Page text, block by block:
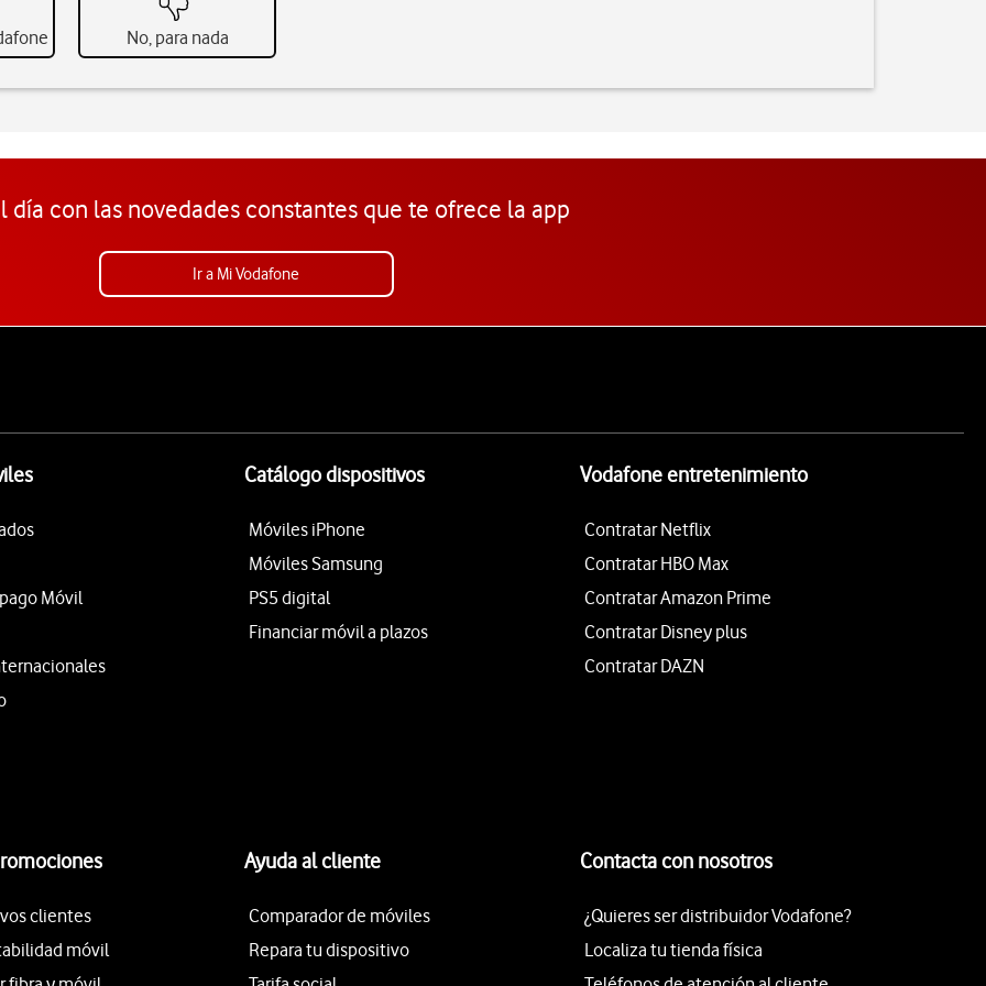
No, para nada
día con las novedades constantes que te ofrece la app
Ir a Mi Vodafone
Móvil
Catálogo dispositivos
Móviles iPhone
Móviles Samsung
PS5 digital
Financiar móvil a plazos
Vodafone entretenimiento
Contratar Netflix
Contratar HBO Max
Contratar Amazon Prime
Contratar Disney plus
Contratar DAZN
clientes
móvil
Ayuda al cliente
Comparador de móviles
Repara tu dispositivo
Contacta con nosotros
¿Quieres ser distribuidor Vodafone?
Localiza tu tienda física